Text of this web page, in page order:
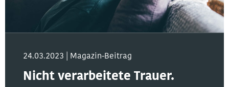
24.03.2023 Magazin-Beitrag
Nicht verarbeitete Trauer.